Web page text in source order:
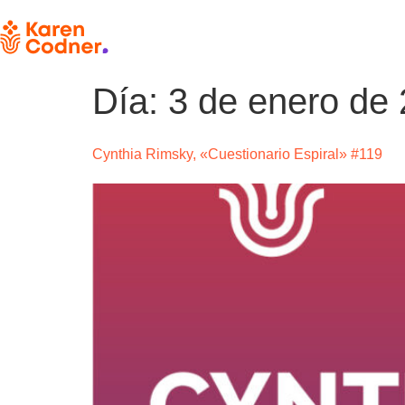
Día: 3 de enero de
Cynthia Rimsky, «Cuestionario Espiral» #119